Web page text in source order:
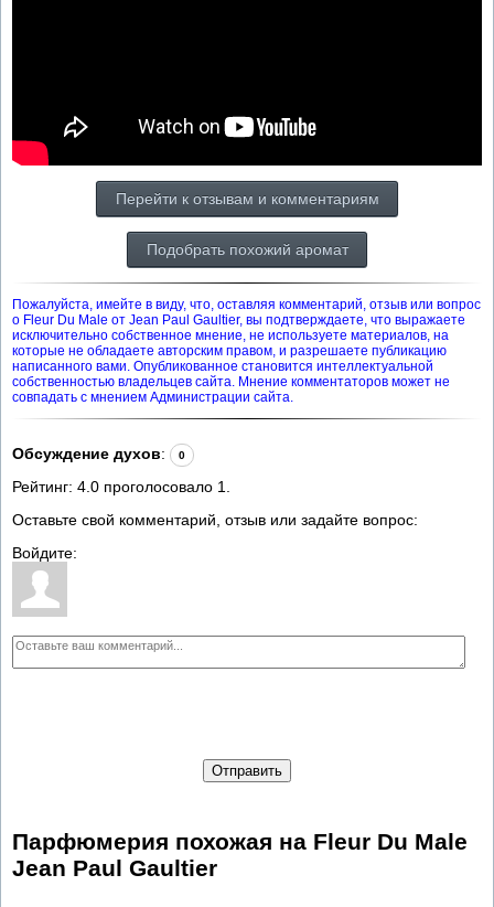
Перейти к отзывам и комментариям
Подобрать похожий аромат
Пожалуйста, имейте в виду, что, оставляя комментарий, отзыв или вопрос
о Fleur Du Male от Jean Paul Gaultier, вы подтверждаете, что выражаете
исключительно собственное мнение, не используете материалов, на
которые не обладаете авторским правом, и разрешаете публикацию
написанного вами. Опубликованное становится интеллектуальной
собственностью владельцев сайта. Мнение комментаторов может не
совпадать с мнением Администрации сайта.
Обсуждение духов: 0
Рейтинг: 4.0 проголосовало 1.
Оставьте свой комментарий, отзыв или задайте вопрос:
Войдите:
Отправить
Парфюмерия похожая на Fleur Du Male
Jean Paul Gaultier